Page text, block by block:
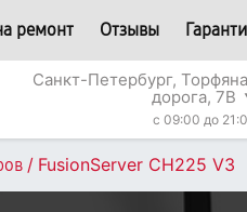
ремонт Отзывы
Санкт-Петербург,
дорога, 7В
c 09:00 до
/ FusionServer CH225 V3